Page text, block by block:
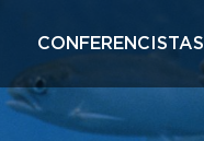
CONFERENCISTAS